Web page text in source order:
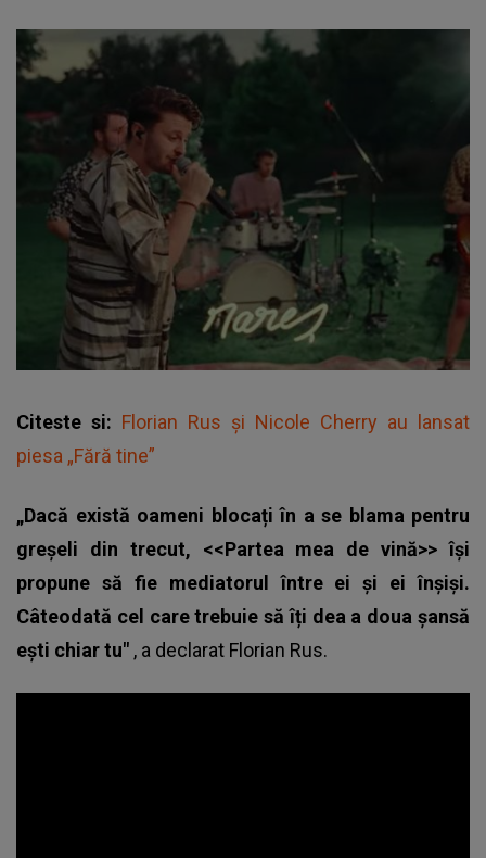
Citeste si: Florian Rus și Nicole Cherry au lansat
piesa „Fără tine”
„Dacă există oameni blocați în a se blama pentru
greșeli din trecut, <<Partea mea de vină>> își
propune să fie mediatorul între ei și ei înșiși.
Câteodată cel care trebuie să îți dea a doua șansă
ești chiar tu" , a declarat Florian Rus.